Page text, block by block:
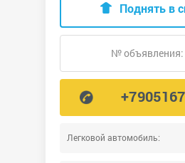
Легковой автомобиль:
Поднять в
№ объявления: